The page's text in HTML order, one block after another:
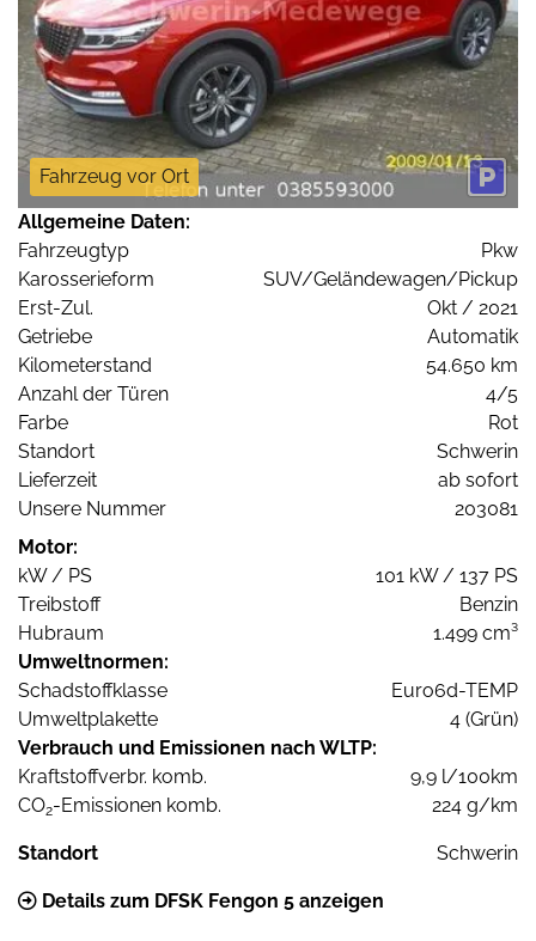
Fahrzeug vor Ort
Allgemeine Daten:
Fahrzeugtyp
Pkw
Karosserieform
SUV/Geländewagen/Pickup
Erst-Zul.
Okt / 2021
Getriebe
Automatik
Kilometerstand
54.650 km
Anzahl der Türen
4/5
Farbe
Rot
Standort
Schwerin
Lieferzeit
ab sofort
Unsere Nummer
203081
Motor:
kW / PS
101 kW / 137 PS
Treibstoff
Benzin
Hubraum
1.499 cm³
Umweltnormen:
Schadstoffklasse
Euro6d-TEMP
Umweltplakette
4 (Grün)
Verbrauch und Emissionen nach WLTP:
Kraftstoffverbr. komb.
9,9 l/100km
CO2-Emissionen komb. 224 g/km
Standort Schwerin
Details zum DFSK Fengon 5 anzeigen